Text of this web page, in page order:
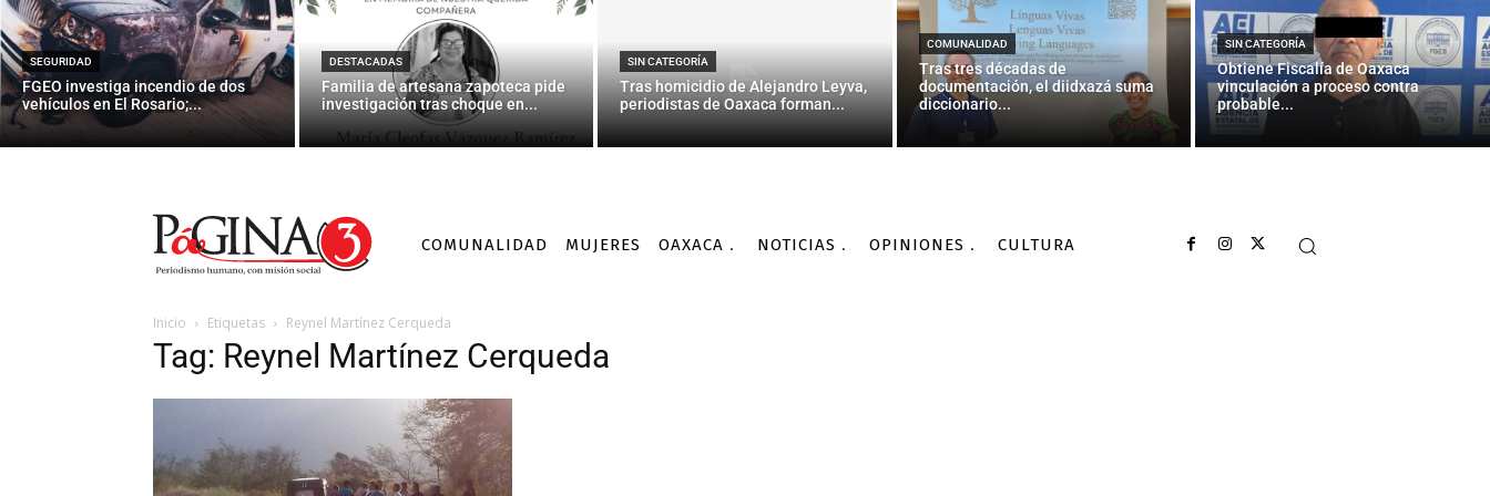
SEGURIDAD
FGEO investiga incendio de dos
vehículos en El Rosario;...
DESTACADAS
Familia de artesana zapoteca pide
investigación tras choque en...
SIN CATEGORÍA
Tras homicidio de Alejandro Leyva,
periodistas de Oaxaca forman...
COMUNALIDAD
Tras tres décadas de
documentación, el diidxazá suma
diccionario...
SIN CATEGORÍA
Obtiene Fiscalía de Oaxaca
vinculación a proceso contra
probable...
COMUNALIDAD MUJERES OAXACA NOTICIAS OPINIONES CULTURA
Inicio Etiquetas Reynel Martínez Cerqueda
Tag: Reynel Martínez Cerqueda